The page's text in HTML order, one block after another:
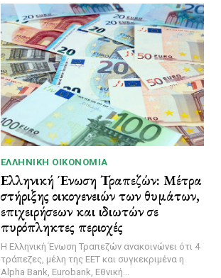
ΕΛΛΗΝΙΚΉ ΟΙΚΟΝΟΜΊΑ
Ελληνική Ένωση Τραπεζών: Μέτρα
στήριξης οικογενειών των θυμάτων,
επιχειρήσεων και ιδιωτών σε
πυρόπληκτες περιοχές
Η Ελληνική Ένωση Τραπεζών ανακοινώνει ότι 4
τράπεζες, μέλη της ΕΕΤ και συγκεκριμένα η
Alpha Bank, Eurobank, Εθνική...